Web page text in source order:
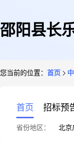
邵阳县长
您当前的位置： 首页
首页 招标预
省份地区： 北京